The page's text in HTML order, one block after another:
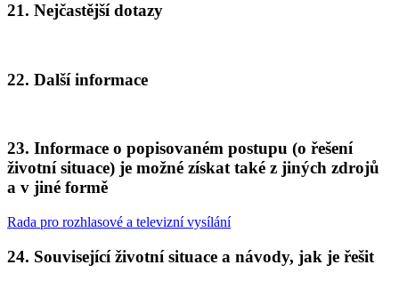
21. Nejčastější dotazy
22. Další informace
23. Informace o popisovaném postupu (o řešení
životní situace) je možné získat také z jiných zdrojů
a v jiné formě
Rada pro rozhlasové a televizní vysílání
24. Související životní situace a návody, jak je řešit